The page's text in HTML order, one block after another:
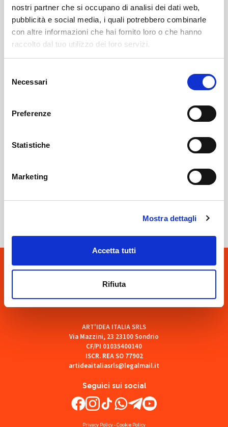
nostri partner che si occupano di analisi dei dati web,
pubblicità e social media, i quali potrebbero combinarle
con altre informazioni che hai fornito loro o che hanno
raccolto dal tuo utilizzo dei loro servizi.
delNecessari
Preferenze
Statistiche
Marketing
Mostra dettagli
Accetta tutti
Rifiuta
Sondrio Obituaries
SOF Società Onoranze Funebri
Seguici sui social
ART'IDEA ITALIA SRLS
Via Mazzini, 23 23100 Sondrio
CF/PI 01035400140
ISCR. REA SO 77902
artideaitaliasrls@legalmail.it
Privacy Policy-Cookie Policy